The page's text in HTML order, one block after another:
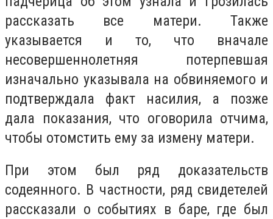
рассказать все матери. Также
указывается и то, что вначале
несовершеннолетняя потерпевшая
изначально указывала на обвиняемого и
подтверждала факт насилия, а позже
дала показания, что оговорила отчима,
чтобы отомстить ему за измену матери.
При этом был ряд доказательств
содеянного. В частности, ряд свидетелей
рассказали о событиях в баре, где был